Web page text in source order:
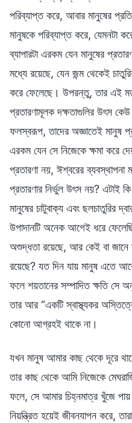
পরিব্যাপ্ত করে, আবার মানুষের
মানুষকে পরিব্যাপ্ত করে, যেমনটা
ব্যাপারটা এরকম যেন মানুষের
মধ্যে রয়েছে, যেন জন্ম থেকেই
করে ফেলেছে। উপরন্তু, তার এই
প্রতারণামূলক দক্ষতাগুলির উৎস
ফলস্বরূপ, তাদের অজ্ঞাতেই মানুষ
এরকম যেন সে নিজেকে ক্ষমা করে
প্রতারণা নয়, ঈশ্বরের ব্যবস্থাপনা
প্রতারণার নির্ভুল উৎস নয়? এটাই
মানুষের চাটুবাক্য এবং ছলচাতুরির
উপাদানটি অনেক আগেই ধরে
অশুদ্ধতা রয়েছে, আর কেই বা জানে
রয়েছে? যত দিন যায় মানুষ এতে
ফলে শয়তানের সম্পাদিত ক্ষতি সে
তার আর “একটি স্বাস্থ্যকর
কোনো আগ্রহই থাকে না।
যখন মানুষ আমার কাছ থেকে দূরে
তার কাছ থেকে আমি নিজেকে
ফলে, সে আমার চিহ্নমাত্র খুঁজে পায়
নিয়ন্ত্রিত হয়েই জীবনযাপন করে,